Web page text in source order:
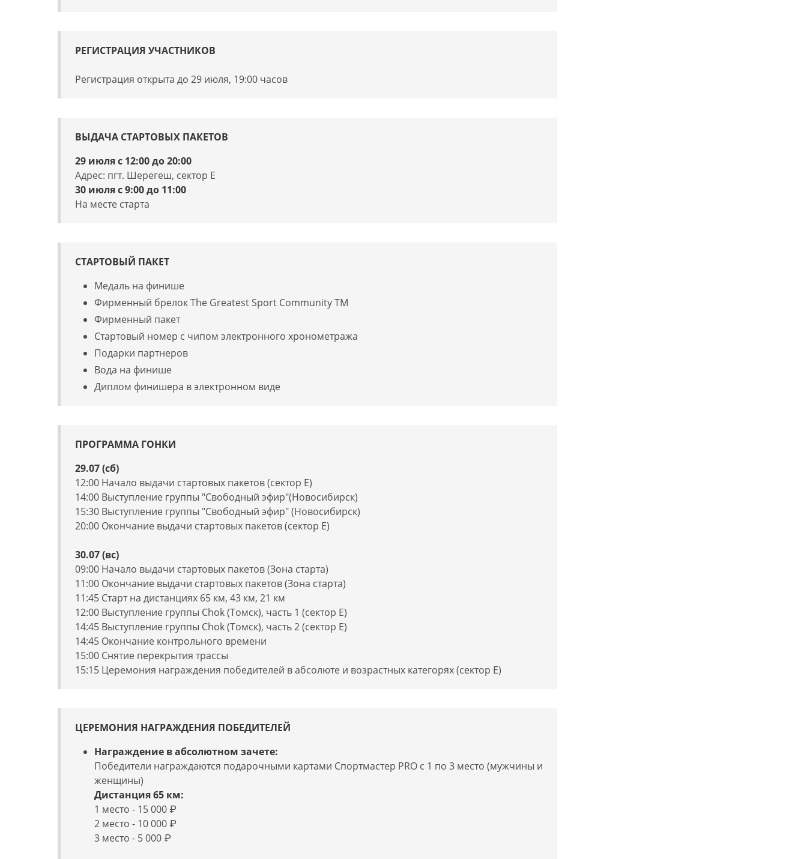
РЕГИСТРАЦИЯ УЧАСТНИКОВ
Регистрация открыта до 29 июля, 19:00 часов
ВЫДАЧА СТАРТОВЫХ ПАКЕТОВ
29 июля с 12:00 до 20:00
Адрес: пгт. Шерегеш, сектор Е
30 июля с 9:00 до 11:00
На месте старта
СТАРТОВЫЙ ПАКЕТ
Медаль на финише
Фирменный брелок The Greatest Sport Community TM
Фирменный пакет
Стартовый номер с чипом электронного хронометража
Подарки партнеров
Вода на финише
Диплом финишера в электронном виде
ПРОГРАММА ГОНКИ
29.07 (сб)
12:00 Начало выдачи стартовых пакетов (сектор Е)
14:00 Выступление группы "Свободный эфир"(Новосибирск)
15:30 Выступление группы "Свободный эфир" (Новосибирск)
20:00 Окончание выдачи стартовых пакетов (сектор Е)
30.07 (вс)
09:00 Начало выдачи стартовых пакетов (Зона старта)
11:00 Окончание выдачи стартовых пакетов (Зона старта)
11:45 Старт на дистанциях 65 км, 43 км, 21 км
12:00 Выступление группы Chok (Томск), часть 1 (сектор Е)
14:45 Выступление группы Chok (Томск), часть 2 (сектор Е)
14:45 Окончание контрольного времени
15:00 Снятие перекрытия трассы
15:15 Церемония награждения победителей в абсолюте и возрастных категорях (сектор Е)
ЦЕРЕМОНИЯ НАГРАЖДЕНИЯ ПОБЕДИТЕЛЕЙ
Награждение в абсолютном зачете:
Победители награждаются подарочными картами Спортмастер PRO с 1 по 3 место (мужчины и
женщины)
Дистанция 65 км:
1 место - 15 000 ₽
2 место - 10 000 ₽
3 место - 5 000 ₽